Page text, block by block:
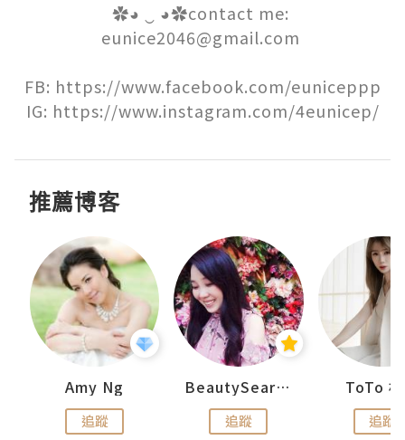
✿◕ ‿ ◕✿contact me:
eunice2046@gmail.com
FB: https://www.facebook.com/euniceppp
IG: https://www.instagram.com/4eunicep/
推薦博客
Amy Ng
追蹤
BeautySearch
追蹤
ToTo
追蹤